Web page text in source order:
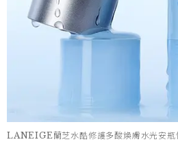
LANEIGE蘭芝水酷修護多酸煥膚水光安瓶